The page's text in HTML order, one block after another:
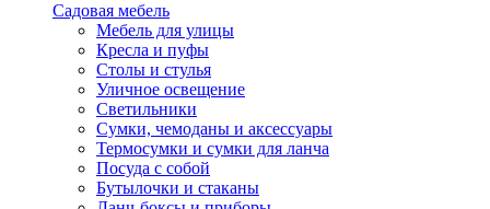
Садовая мебель
Мебель для улицы
Кресла и пуфы
Столы и стулья
Уличное освещение
Светильники
Сумки, чемоданы и аксессуары
Термосумки и сумки для ланча
Посуда с собой
Бутылочки и стаканы